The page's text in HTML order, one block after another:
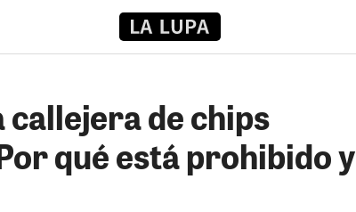
de chips
qué está prohibido y